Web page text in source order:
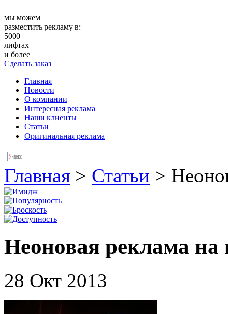
мы можем
разместить рекламу в:
5000
лифтах
и более
Сделать заказ
Главная
Новости
О компании
Интересная реклама
Наши клиенты
Статьи
Оригинальная реклама
Главная > Статьи >
Неоновая реклама
28 Окт 2013